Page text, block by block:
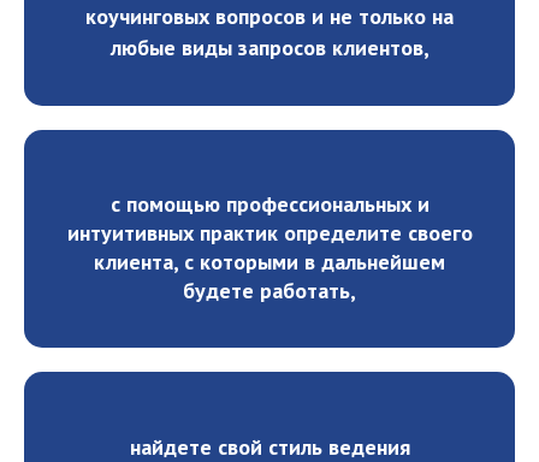
коучинговых вопросов и не только на
любые виды запросов клиентов,
с помощью профессиональных и
интуитивных практик определите своего
клиента, с которыми в дальнейшем
будете работать,
найдете свой стиль ведения